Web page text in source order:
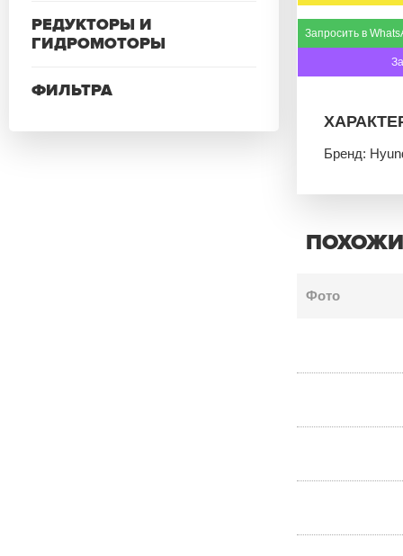
РЕДУКТОРЫ И
ГИДРОМОТОРЫ
ФИЛЬТРА
Запросить в
Бренд:
Фото